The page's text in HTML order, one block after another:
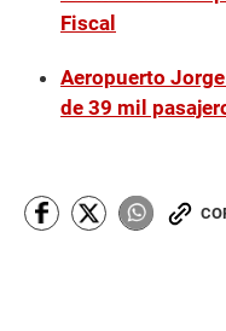
Fiscal
Aeropuerto
de 39 mil